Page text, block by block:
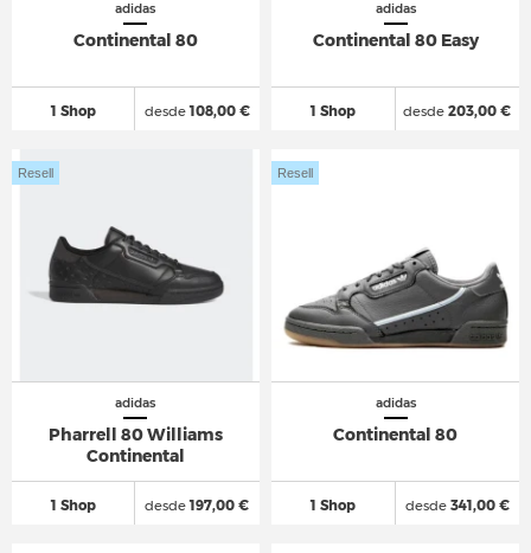
adidas
Continental 80
1 Shop desde108,00 €
adidas
Continental 80 Easy
1 Shop desde 203,00 €
adidas
Pharrell 80 Williams
Continental
1 Shop
Resell
desde197,00 €
adidas
Continental 80
1 Shop
Resell
desde341,00 €